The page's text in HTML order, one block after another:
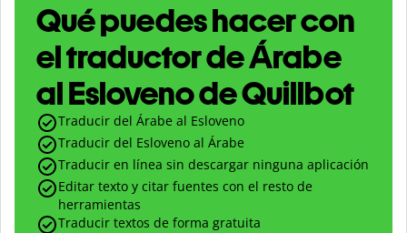
Qué puedes hacer con
el traductor de Árabe
al Esloveno de Quillbot
Traducir del Árabe al Esloveno
Traducir del Esloveno al Árabe
Traducir en línea sin descargar ninguna aplicación
Editar texto y citar fuentes con el resto de
herramientas
Traducir textos de forma gratuita